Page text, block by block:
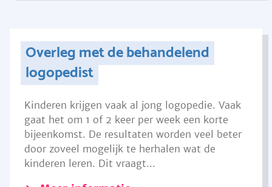
Overleg met de behandelend
logopedist
Kinderen krijgen vaak al jong logopedie. Vaak
gaat het om 1 of 2 keer per week een korte
bijeenkomst. De resultaten worden veel beter
door zoveel mogelijk te herhalen wat de
kinderen leren. Dit vraagt...